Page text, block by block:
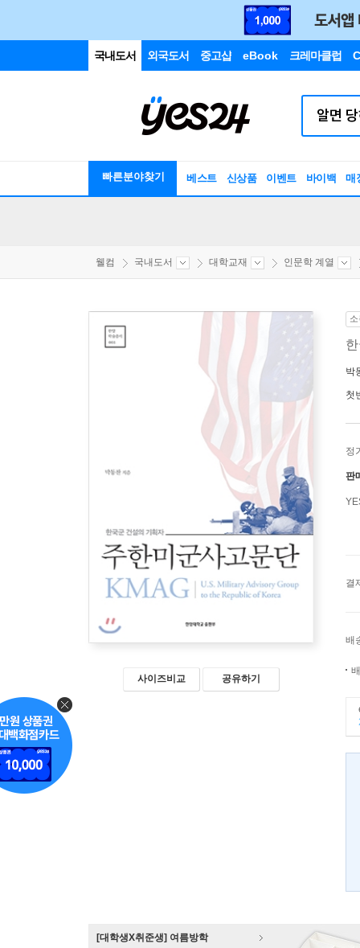
국내도서 외국도서 중고샵 eBook 크레마클럽
빠른분야찾기 베스트 신상품 이벤트 바이백 매
웰컴 국내도서 대학교재 인문학 계열
사이즈비교 공유하기
박
첫
정
판
결
배
[대학생X취준생] 여름방학